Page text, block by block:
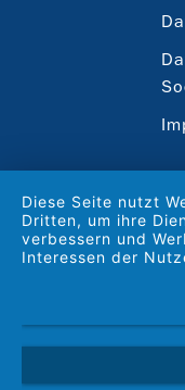
Diese Seite nutzt
Dritten, um ihre
verbessern und
Interessen der